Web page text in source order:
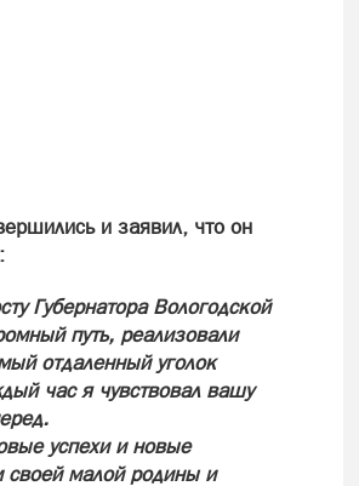
и заявил, что он
Губернатора Вологодской
путь, реализовали
отдаленный уголок
час я чувствовал вашу
успехи и новые
своей малой родины и